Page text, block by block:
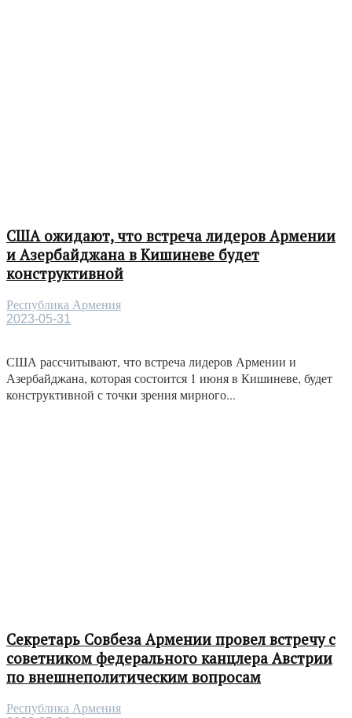
США ожидают, что встреча лидеров Армении
и Азербайджана в Кишиневе будет
конструктивной
Республика Армения
2023-05-31
США рассчитывают, что встреча лидеров Армении и
Азербайджана, которая состоится 1 июня в Кишиневе, будет
конструктивной с точки зрения мирного...
Секретарь Совбеза Армении провел встречу с
советником федерального канцлера Австрии
по внешнеполитическим вопросам
Республика Армения